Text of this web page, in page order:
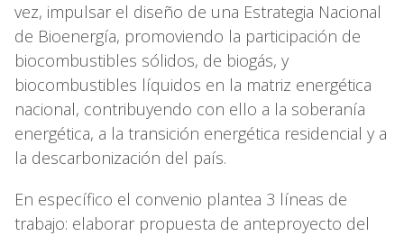
vez, impulsar el diseño de una Estrategia Nacional
de Bioenergía, promoviendo la participación de
biocombustibles sólidos, de biogás, y
biocombustibles líquidos en la matriz energética
nacional, contribuyendo con ello a la soberanía
energética, a la transición energética residencial y a
la descarbonización del país.
En específico el convenio plantea 3 líneas de
trabajo: elaborar propuesta de anteproyecto del